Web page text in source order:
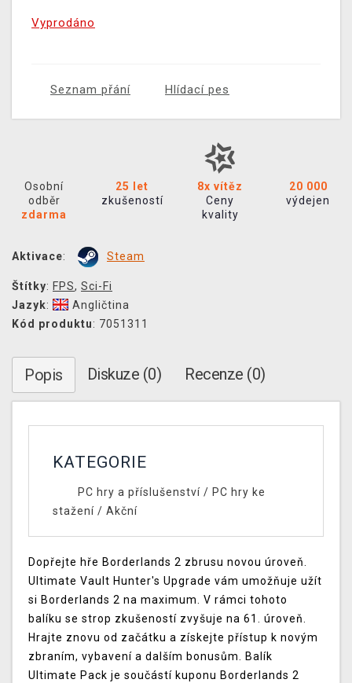
Vyprodáno
Seznam přání Hlídací pes
Osobní
odběr
zdarma
25 let
zkušeností
8x vítěz
Ceny
kvality
20 000
výdejen
Aktivace: Steam
Štítky: FPS, Sci-Fi
Jazyk:
Angličtina
Kód produktu: 7051311
Popis Diskuze (0) Recenze (0)
KATEGORIE
PC hry a příslušenství/ PC hry ke
stažení / Akční
Dopřejte hře Borderlands 2 zbrusu novou úroveň.
Ultimate Vault Hunter's Upgrade vám umožňuje užít
si Borderlands 2 na maximum. V rámci tohoto
balíku se strop zkušeností zvyšuje na 61. úroveň.
Hrajte znovu od začátku a získejte přístup k novým
zbraním, vybavení a dalším bonusům. Balík
Ultimate Pack je součástí kuponu Borderlands 2